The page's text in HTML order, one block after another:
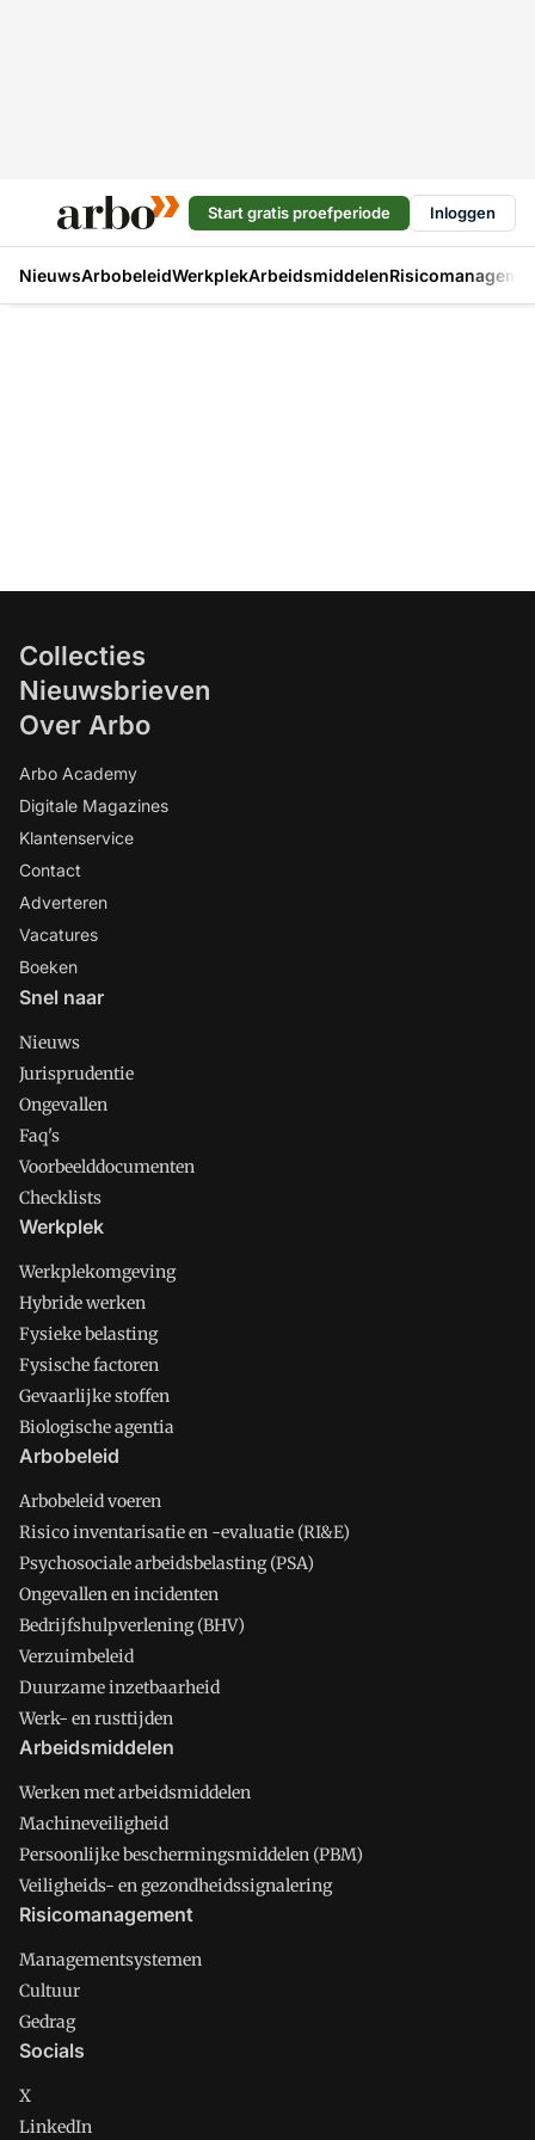
Start gratis proefperiode Inloggen
NieuwsArbobeleidWerkplekArbeidsmiddelen
Collecties
Nieuwsbrieven
Over Arbo
Arbo Academy
Digitale Magazines
Klantenservice
Contact
Adverteren
Vacatures
Boeken
Snel naar
Nieuws
Jurisprudentie
Ongevallen
Faq's
Voorbeelddocumenten
Checklists
Werkplek
Werkplekomgeving
Hybride werken
Fysieke belasting
Fysische factoren
Gevaarlijke stoffen
Biologische agentia
Arbobeleid
Arbobeleid voeren
Risico inventarisatie en -evaluatie (RI&E)
Psychosociale arbeidsbelasting (PSA)
Ongevallen en incidenten
Bedrijfshulpverlening (BHV)
Verzuimbeleid
Duurzame inzetbaarheid
Werk- en rusttijden
Arbeidsmiddelen
Werken met arbeidsmiddelen
Machineveiligheid
Persoonlijke beschermingsmiddelen (PBM)
Veiligheids- en gezondheidssignalering
Risicomanagement
Managementsystemen
Cultuur
Gedrag
Socials
X
LinkedIn